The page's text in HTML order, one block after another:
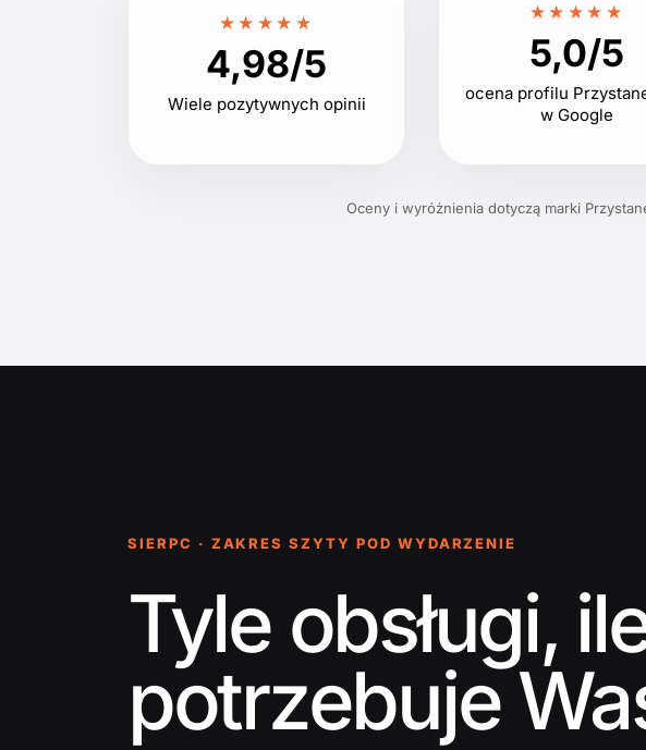
★★★★★
4,98/5
Wiele pozytywnych opinii
★★★★★
5,0/5
ocena profilu
w Google
Oceny i wyróżnienia dotyczą marki
SIERPC · ZAKRES SZYTY POD WYDARZENIE
Tyle obsługi,
potrzebuje